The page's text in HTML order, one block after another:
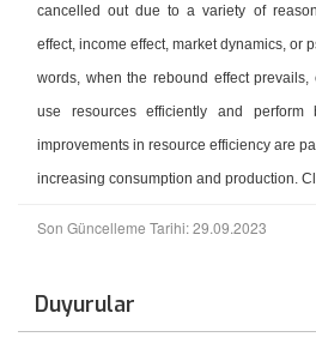
cancelled out due to a variety of
effect, income effect, market dynamics, or
words, when the rebound effect
use resources efficiently and
improvements in resource efficiency are
increasing consumption and production.
Son Güncelleme Tarihi: 29.09.2023
Duyurular